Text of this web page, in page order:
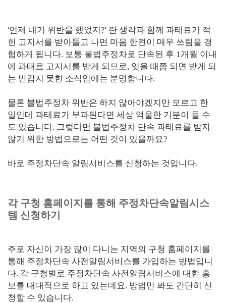
'언제 내가 위반을 했었지?' 란 생각과 함께 과태료가 적
힌 고지서를 받아들고 나면 마음 한켠이 매우 쓰림을 경
험하게 됩니다. 보통 불법주정차로 단속된 후 1개월 이내
에 과태료 고지서를 받게 되므로, 잊을 때쯤 되면 받게 되
는 반갑지 못한 소식임에는 분명합니다.
물론 불법주정차 위반은 하지 않아야겠지만 모르고 한
일인데 과태료가 부과된다면 세상 억울한 기분이 들 수
도 있습니다. 그렇다면 불법주정차 단속 과태료를 받지
않기 위한 방법으로는 어떤 것이 있을까요?
바로 주정차단속 알림서비스를 신청하는 것입니다.
각 구청 홈페이지를 통해 주정차단속알림시스
템 신청하기
주로 자신이 가장 많이 다니는 지역의 구청 홈페이지를
통해 주정차단속 사전알림서비스를 가입하는 방법입니
다. 각 구청별로 주정차단속 사전알림서비스에 대한 홍
보를 대대적으로 하고 있는데요. 방법만 봐도 간단히 신
청할 수 있습니다.